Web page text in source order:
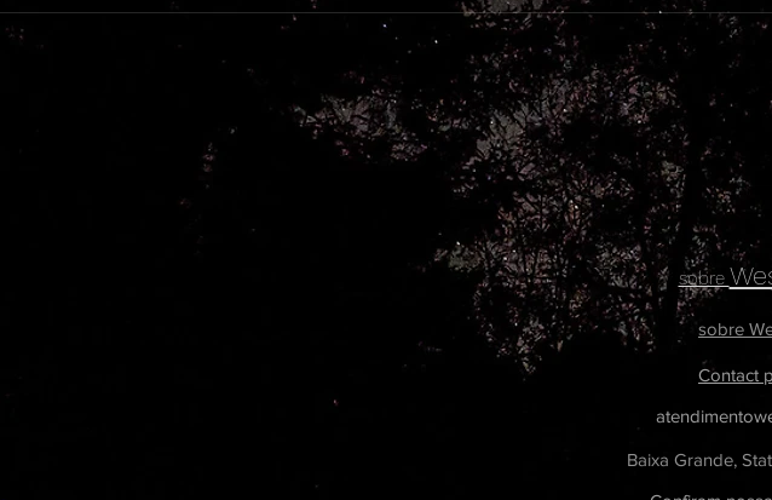
sobre
sobre
Contact
Baixa Grande,